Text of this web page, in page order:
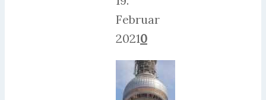
Februar
20210